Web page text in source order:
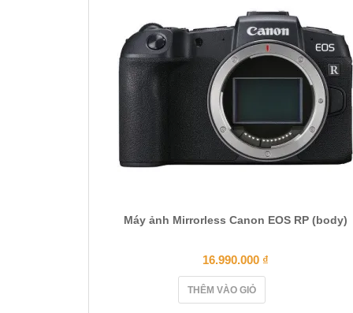
Máy ảnh Mirrorless Canon EOS RP (body)
16.990.000 ₫
THÊM VÀO GIỎ